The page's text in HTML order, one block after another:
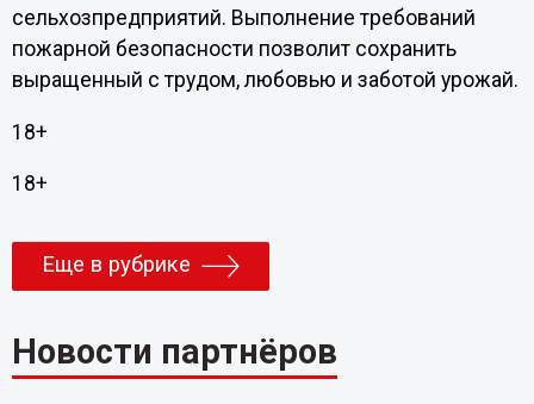
сельхозпредприятий. Выполнение требований
пожарной безопасности позволит сохранить
выращенный с трудом, любовью и заботой урожай.
18+
18+
Еще в рубрике
Новости партнёров